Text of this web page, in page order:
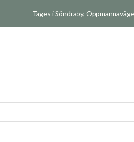
Tages i Söndraby,